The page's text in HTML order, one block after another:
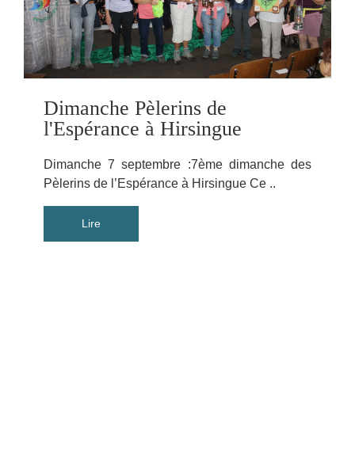
Dimanche Pèlerins de
l'Espérance à Hirsingue
Dimanche 7 septembre :7ème dimanche des
Pèlerins de l’Espérance à Hirsingue Ce ..